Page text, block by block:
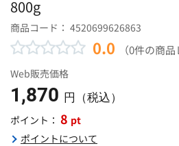
800g
商品コード： 4520699626863
0.0 （0件の商品
Web販売価格
1,870 円（税込）
ポイント： 8 pt
ポイントについて